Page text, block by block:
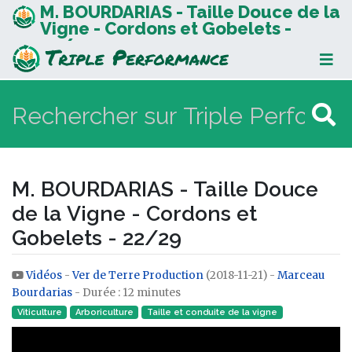
M. BOURDARIAS - Taille Douce de la
Vigne - Cordons et Gobelets -
22/29
M. BOURDARIAS - Taille Douce
de la Vigne - Cordons et
Gobelets - 22/29
Aller à :navigation,rechercher
Vidéos -Ver de Terre Production (2018-11-21) - Marceau
Bourdarias - Durée : 12 minutes
Viticulture Arboriculture Taille et conduite de la vigne